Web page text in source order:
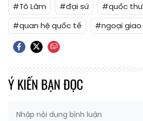
#Tô Lâm #đại sứ #quốc thư
#quan hệ quốc tế
#ngoại giao
Ý KIẾN BẠN ĐỌC